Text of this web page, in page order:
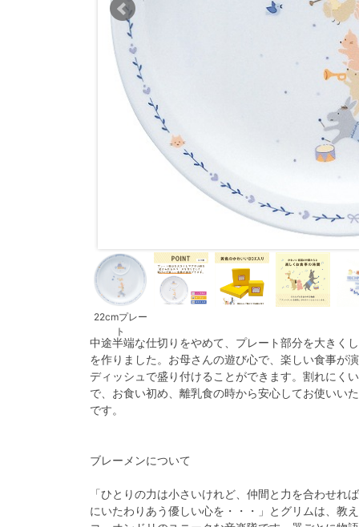
22cmプレー
ト
中途半端な仕切りをやめて、プレート部分を大きく
を作りました。お母さんの遊び心で、楽しい食事が
ディッシュで盛り付けることができます。割れにく
で、お食い初め、離乳食の時から安心してお使いい
です。
ブレーメンについて
「ひとりの力は小さいけれど、仲間と力を合わせれ
にいたわりあう優しい心を・・・」とグリムは、教